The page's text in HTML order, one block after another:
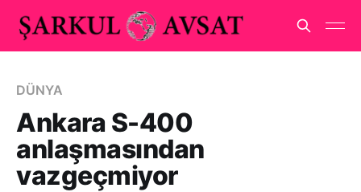
DÜNYA
Ankara S-400
anlaşmasından
vazgeçmiyor